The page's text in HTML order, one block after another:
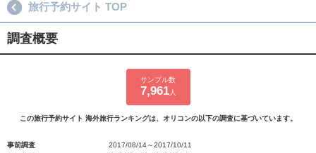
旅行予約サイト TOP
調査概要
サンプル数
7,961人
この旅行予約サイト 海外旅行ランキングは、オリコンの以下の調査に基づいています。
事前調査
2017/08/14～2017/10/11